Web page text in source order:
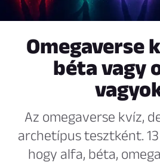
Omegaverse
béta vagy
Az omegaverse kvíz,
archetípus tesztként.
hogy alfa, béta,